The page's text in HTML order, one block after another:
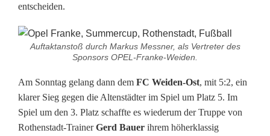
r
a
k
e
-
entscheiden.
Auftaktanstoß durch Markus Messner, als Vertreter des
Sponsors OPEL-Franke-Weiden.
Am Sonntag gelang dann dem FC Weiden-Ost, mit 5:2, ein
klarer Sieg gegen die Altenstädter im Spiel um Platz 5. Im
Spiel um den 3. Platz schaffte es wiederum der Truppe von
Rothenstadt-TrainerGerd Bauer ihrem höherklassig